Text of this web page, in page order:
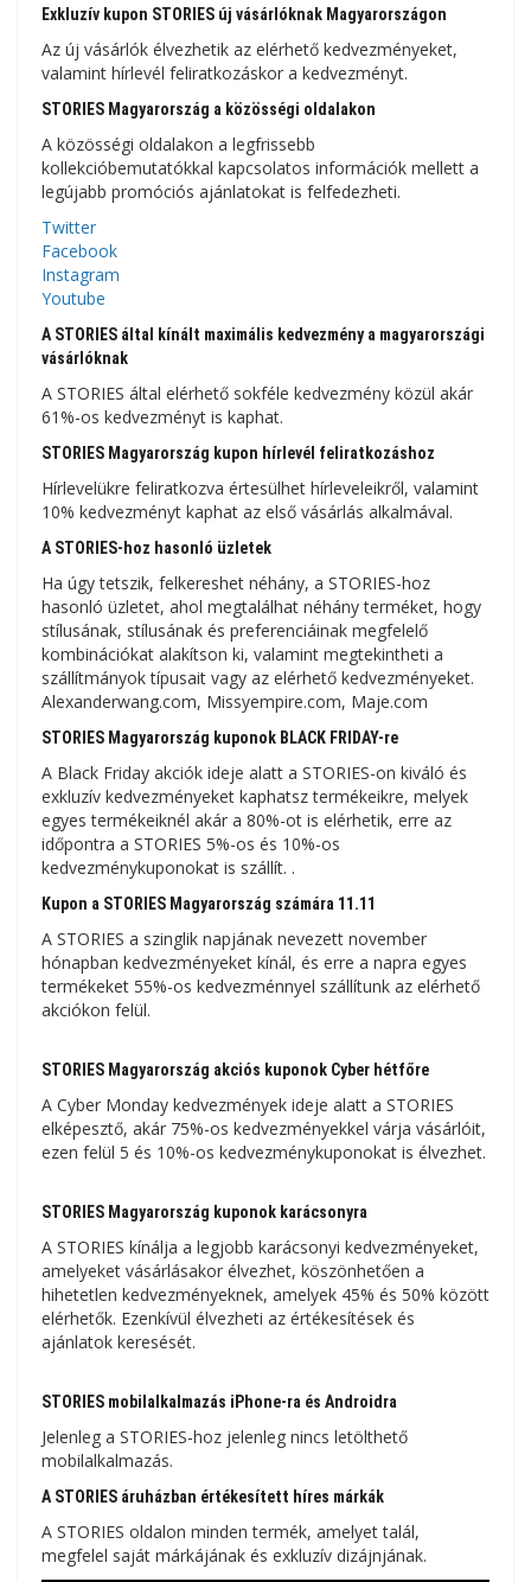
Exkluzív kupon STORIES új vásárlóknak Magyarországon
Az új vásárlók élvezhetik az elérhető kedvezményeket,
valamint hírlevél feliratkozáskor a kedvezményt.
STORIES Magyarország a közösségi oldalakon
A közösségi oldalakon a legfrissebb
kollekcióbemutatókkal kapcsolatos információk mellett a
legújabb promóciós ajánlatokat is felfedezheti.
Twitter
Facebook
Instagram
Youtube
A STORIES által kínált maximális kedvezmény a magyarországi
vásárlóknak
A STORIES által elérhető sokféle kedvezmény közül akár
61%-os kedvezményt is kaphat.
STORIES Magyarország kupon hírlevél feliratkozáshoz
Hírlevelükre feliratkozva értesülhet hírleveleikről, valamint
10% kedvezményt kaphat az első vásárlás alkalmával.
A STORIES-hoz hasonló üzletek
Ha úgy tetszik, felkereshet néhány, a STORIES-hoz
hasonló üzletet, ahol megtalálhat néhány terméket, hogy
stílusának, stílusának és preferenciáinak megfelelő
kombinációkat alakítson ki, valamint megtekintheti a
szállítmányok típusait vagy az elérhető kedvezményeket.
Alexanderwang.com, Missyempire.com, Maje.com
STORIES Magyarország kuponok BLACK FRIDAY-re
A Black Friday akciók ideje alatt a STORIES-on kiváló és
exkluzív kedvezményeket kaphatsz termékeikre, melyek
egyes termékeiknél akár a 80%-ot is elérhetik, erre az
időpontra a STORIES 5%-os és 10%-os
kedvezménykuponokat is szállít. .
Kupon a STORIES Magyarország számára 11.11
A STORIES a szinglik napjának nevezett november
hónapban kedvezményeket kínál, és erre a napra egyes
termékeket 55%-os kedvezménnyel szállítunk az elérhető
akciókon felül.
STORIES Magyarország akciós kuponok Cyber ​​​​hétfőre
A Cyber ​​​​Monday kedvezmények ideje alatt a STORIES
elképesztő, akár 75%-os kedvezményekkel várja vásárlóit,
ezen felül 5 és 10%-os kedvezménykuponokat is élvezhet.
STORIES Magyarország kuponok karácsonyra
A STORIES kínálja a legjobb karácsonyi kedvezményeket,
amelyeket vásárlásakor élvezhet, köszönhetően a
hihetetlen kedvezményeknek, amelyek 45% és 50% között
elérhetők. Ezenkívül élvezheti az értékesítések és
ajánlatok keresését.
STORIES mobilalkalmazás iPhone-ra és Androidra
Jelenleg a STORIES-hoz jelenleg nincs letölthető
mobilalkalmazás.
A STORIES áruházban értékesített híres márkák
A STORIES oldalon minden termék, amelyet talál,
megfelel saját márkájának és exkluzív dizájnjának.